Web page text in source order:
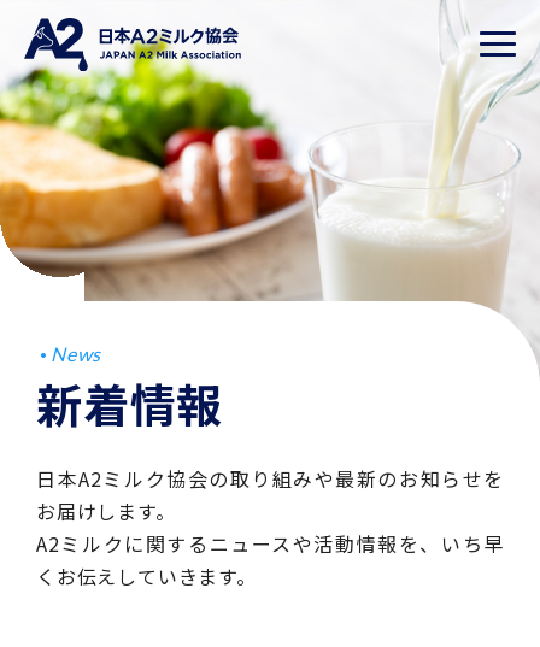
News
新着情報
日本A2ミルク協会の取り組みや最新のお知らせを
お届けします。
A2ミルクに関するニュースや活動情報を、いち早
くお伝えしていきます。